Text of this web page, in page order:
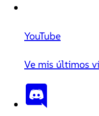
YouTube
Ve mis últimos